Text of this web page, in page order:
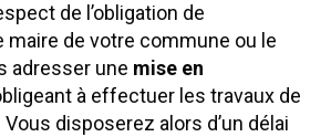
de l’obligation de
maire de votre commune ou le
adresser une mise en
à effectuer les travaux de
disposerez alors d’un délai